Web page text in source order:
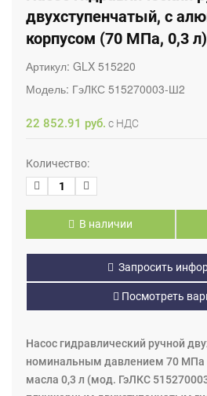
двухступенчатый, с
корпусом (70 МПа, 0,3 л)
Артикул: GLX 515220
Модель: ГэЛКС 515270003-Ш2
22 852.91 руб. с НДС
Количество:
В наличии
Запросить
Посмотреть
Насос гидравлический ручной
номинальным давлением 70
масла 0,3 л (мод. ГэЛКС